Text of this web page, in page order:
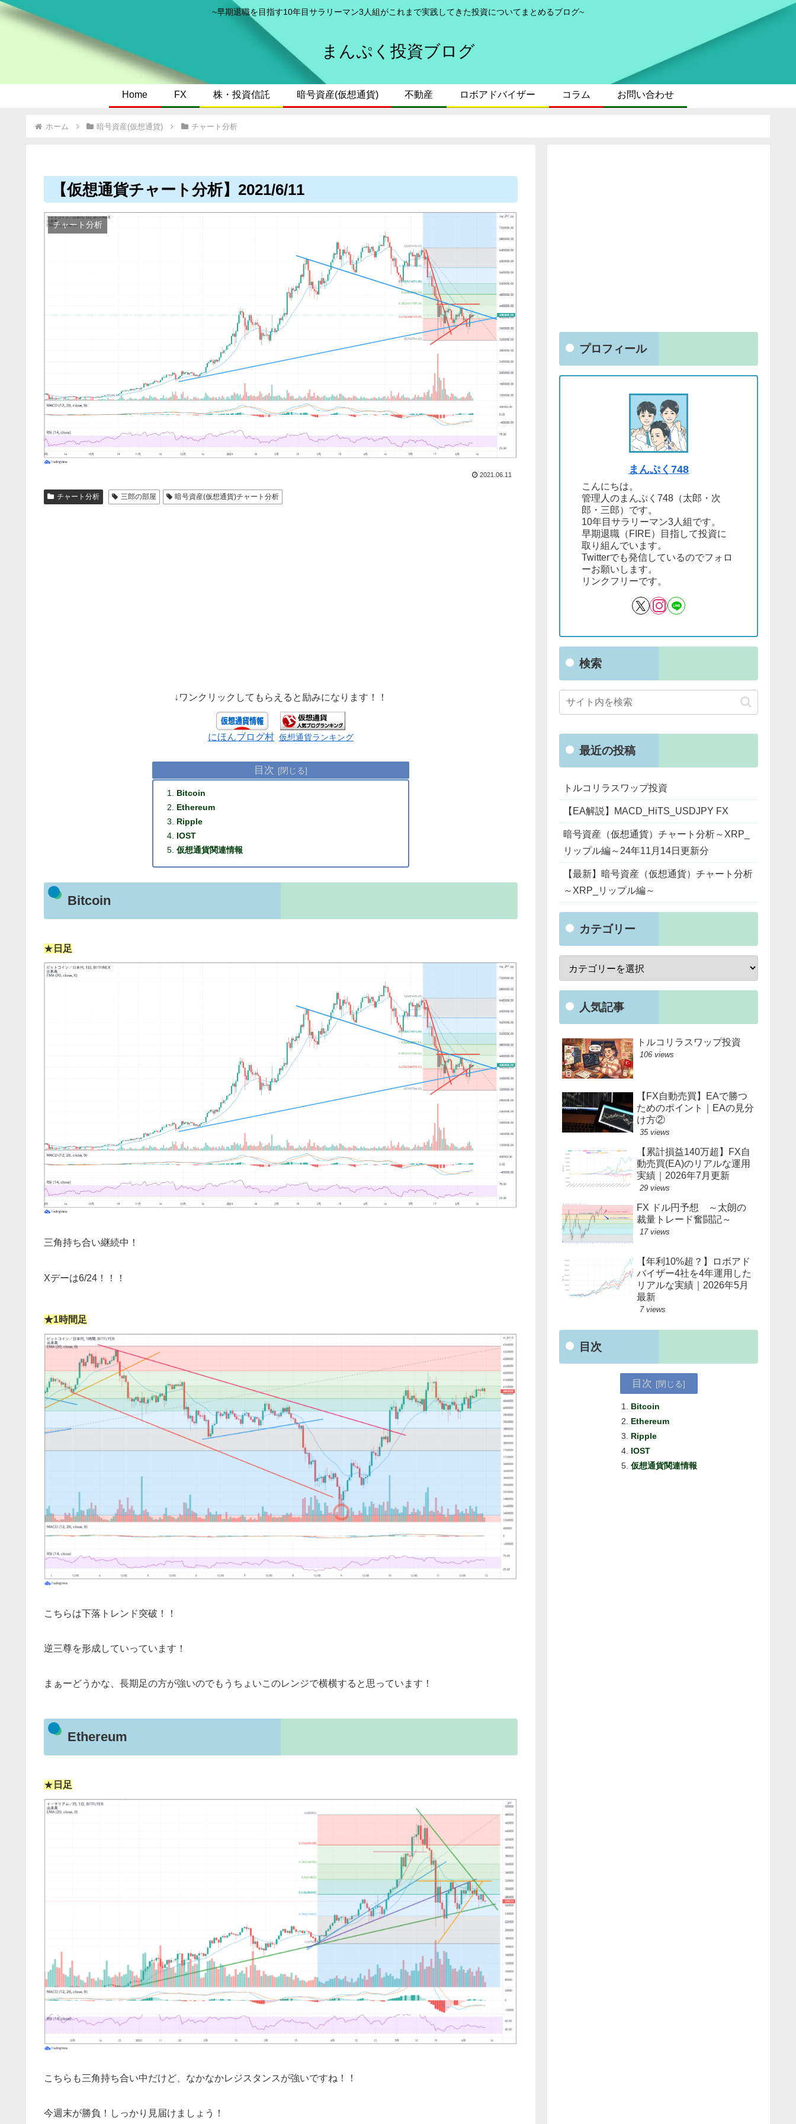
~早期退職を目指す10年目サラリーマン3人組がこれまで実践してきた投資についてまとめるブログ~
まんぷく投資ブログ
Home FX 株・投資信託 暗号資産(仮想通貨) 不動産 ロボアドバイザー コラム お問い合わせ
ホーム 暗号資産(仮想通貨) チャート分析
【仮想通貨チャート分析】2021/6/11
チャート分析
2021.06.11
チャート分析 三郎の部屋 暗号資産(仮想通貨)チャート分析
↓ワンクリックしてもらえると励みになります！！
にほんブログ村 仮想通貨ランキング
目次
Bitcoin
Ethereum
Ripple
IOST
仮想通貨関連情報
Bitcoin
★ 日足
三角持ち合い継続中！
Xデーは6/24！！！
★1時間足
こちらは下落トレンド突破！！
逆三尊を形成していっています！
まぁーどうかな、長期足の方が強いのでもうちょいこのレンジで横横すると思っています！
Ethereum
★ 日足
こちらも三角持ち合い中だけど、なかなかレジスタンスが強いですね！！
今週末が勝負！しっかり見届けましょう！
プロフィール
まんぷく748
こんにちは。
管理人のまんぷく748（太郎・次
郎・三郎）です。
10年目サラリーマン3人組です。
早期退職（FIRE）目指して投資に
取り組んでいます。
Twitterでも発信しているのでフォロ
ーお願いします。
リンクフリーです。
検索
最近の投稿
トルコリラスワップ投資
【EA解説】MACD_HiTS_USDJPY FX
暗号資産（仮想通貨）チャート分析～XRP_
リップル編～24年11月14日更新分
【最新】暗号資産（仮想通貨）チャート分析
～XRP_リップル編～
カテゴリー
人気記事
トルコリラスワップ投資
106 views
【FX自動売買】EAで勝つ
ためのポイント｜EAの見分
け方②
35 views
【累計損益140万超】FX自
動売買(EA)のリアルな運用
実績｜2026年7月更新
29 views
FX ドル円予想 ～太朗の
裁量トレード奮闘記～
17 views
【年利10%超？】ロボアド
バイザー4社を4年運用した
リアルな実績｜2026年5月
最新
7 views
目次
目次
Bitcoin
Ethereum
Ripple
IOST
仮想通貨関連情報